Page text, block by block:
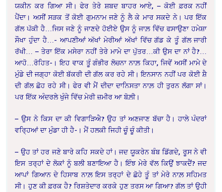
ਯਕੀਨ ਕਰ ਗਿਆ ਸੀ। ਫੇਰ ਤੇਰੇ ਸ਼ਬਦ ਬਾਹਰ ਆਏ, – ਕੋਈ ਫ਼ਰਕ ਨਹੀਂ
ਪੈਂਦਾ। ਅਸੀਂ ਸੜਕ ਤੋਂ ਕੋਈ ਗੁਮਨਾਮ ਜਣੇ ਨੂੰ ਲੈ ਕੇ ਮਾਰ ਸਕਦੇ ਨੇ। ਪਰ ਇੱਕ
ਗੱਲ ਪੱਕੀ ਹੈ…ਜਿਸ ਜਣੇ ਨੂੰ ਜਾਣਦੇ ਹੋਈਏ ਉਸ ਨੂੰ ਜਾਲ਼ ਵਿੱਚ ਫਸਾਉਣਾ ਹਮੇਸ਼ਾ
ਸੌਖਾ ਹੁੰਦਾ ਹੈ…- ਆਪਣੀਆਂ ਅੱਖਾਂ ਮੇਰੀਆਂ ਅੱਖਾਂ ਵਿੱਚ ਗੱਡ ਕੇ ਤੂੰ ਗੱਲ ਜਾਰੀ
ਰੱਖੀ… – ਤੇਰਾ ਇੱਕ ਮਸੇਰਾ ਨਹੀਂ ਤੇਰੇ ਮਾਮੇ ਦਾ ਪੁੱਤਰ…ਕੀ ਉਸ ਦਾ ਨਾਂ ਹੈ?…
ਆਹੋ…ਰੋਹਿਤ-। ਇਹ ਵਾਕ ਤੂੰ ਗੰਭੀਰ ਲੋਚਨਾ ਨਾਲ਼ ਕਿਹਾ, ਜਿਵੇਂ ਅਸੀਂ ਮਾਮੇ ਦੇ
ਮੁੰਡੇ ਦੀ ਜਗ੍ਹਾ ਕੋਈ ਬੱਕਰੀ ਦੀ ਗੱਲ ਕਰ ਰਹੇ ਸੀ। ਇਨਸਾਨ ਨਹੀਂ ਪਰ ਕੋਈ ਸ਼ੈ
ਦੀ ਗੱਲ ਛੋਹ ਰਹੇ ਸੀ। ਫੇਰ ਵੀ ਮੈਂ ਦੀਦਾ ਦਾਨਿਸਤਾ ਨਾਲ਼ ਹੀ ਤੁਰਨ ਲੱਗਾ ਸਾਂ।
ਪਰ ਇੱਕ ਅੰਦਰਲੇ ਖੁੰਜੇ ਵਿੱਚ ਮੇਰੀ ਜ਼ਮੀਰ ਆ ਬੋਲ਼ੀ।
– ਉਸ ਨੇ ਕਿਸ ਦਾ ਕੀ ਵਿਗਾੜਿਐ? ਉਹ ਤਾਂ ਅਣਜਾਣ ਬੱਚਾ ਹੈ। ਹਾਲੇ ਪੰਦਰਾਂ
ਵਰਿ੍ਹਆਂ ਦਾ ਮੁੰਡਾ ਹੀ ਹੈ-। ਮੈਂ ਹਲਕੀ ਜਿਹੀ ਚੂੰ ਚੂੰ ਕੀਤੀ।
– ਉਹ ਤਾਂ ਹਰ ਜਣੇ ਬਾਰੇ ਕਹਿ ਸਕਦੇ ਹਾਂ। ਜਦ ਯੂਕਰੇਨ ਬੰਬ ਡਿੱਗਦੇ, ਰੂਸ ਨੇ ਵੀ
ਇਸ ਤਰ੍ਹਾਂ ਦੇ ਲੋਕਾਂ ਨੂੰ ਬਲੀ ਬਣਾਇਆ ਹੈ। ਇੰਝ ਮੇਰੇ ਵੱਲ ਕਿਉਂ ਝਾਕਦੈਂ? ਜਦ
ਆਪਾਂ ਗਿਆਨ ਦੇ ਹਿਸਾਬ ਨਾਲ਼ ਇਸ ਤਰ੍ਹਾਂ ਦੇ ਛੋਹੇ ਤੂੰ ਤਾਂ ਮੇਰੇ ਨਾਲ਼ ਸਹਿਮਤ
ਸੀ। ਹੁਣ ਕੀ ਫ਼ਰਕ ਹੈ? ਰਿਸ਼ਤੇਦਾਰ ਕਰਕੇ ਹੁਣ ਤਰਸ ਆ ਗਿਆ? ਗੱਲ ਤਾਂ ਉਹੀ